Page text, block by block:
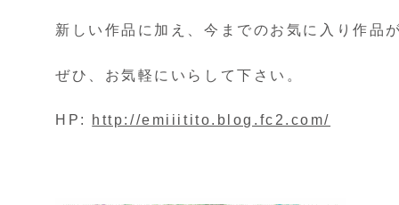
新しい作品に加え、今までのお気に入り作品
ぜひ、お気軽にいらして下さい。
HP: http://emiiitito.blog.fc2.com/